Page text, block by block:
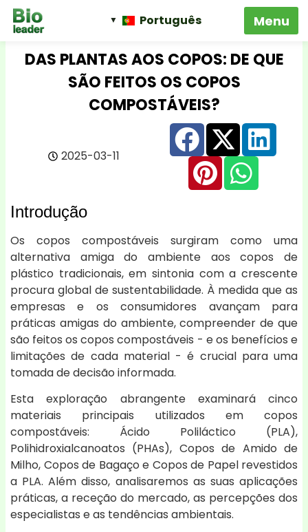
Português
DAS PLANTAS AOS COPOS: DE QUE
SÃO FEITOS OS COPOS
COMPOSTÁVEIS?
2025-03-11
Introdução
Os copos compostáveis surgiram como uma
alternativa amiga do ambiente aos copos de
plástico tradicionais, em sintonia com a crescente
procura global de sustentabilidade. À medida que as
empresas e os consumidores avançam para
práticas amigas do ambiente, compreender de que
são feitos os copos compostáveis - e os benefícios e
limitações de cada material - é crucial para uma
tomada de decisão informada.
Esta exploração abrangente examinará cinco
materiais principais utilizados em copos
compostáveis: Ácido Poliláctico (PLA),
Polihidroxialcanoatos (PHAs), Copos de Amido de
Milho, Copos de Bagaço e Copos de Papel revestidos
a PLA. Além disso, analisaremos as suas aplicações
práticas, a receção do mercado, as percepções dos
especialistas e as tendências ambientais.